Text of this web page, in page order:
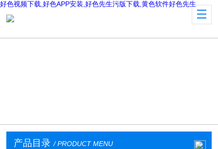
好色视频下载,好色APP安装,好色先生污版下载,黄色软件好色先生
产品目录 / PRODUCT MENU